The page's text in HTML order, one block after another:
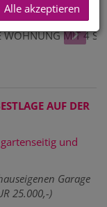
AUF DER
und
Garage
25.000,-)
Alle akzeptieren